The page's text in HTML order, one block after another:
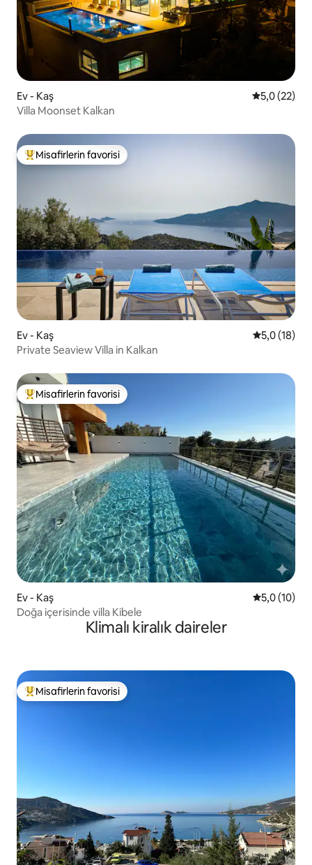
Ev - Kaş 5 üzerinden
5,0 (22)
Villa Moonset Kalkan
Misafirlerin favorilerinden en beğenilenler arasında
Misafirlerin favorisi
Ev - Kaş 55,0 (18)
Private Seaview Villa in Kalkan
Misafirlerin favorilerinden en beğenilenler arasında
Misafirlerin favorisi
Ev - Kaş 55,0 (10)
Doğa içerisinde villa Kibele
Klimalı kiralık daireler
Misafirlerin favorilerinden en beğenilenler arasında
Misafirlerin favorisi